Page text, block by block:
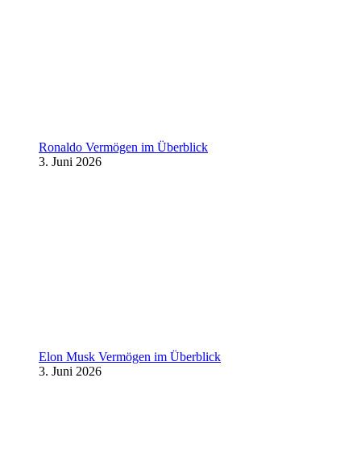
Ronaldo Vermögen im Überblick
3. Juni 2026
Elon Musk Vermögen im Überblick
3. Juni 2026